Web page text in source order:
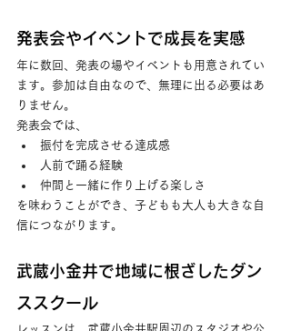
発表会やイベントで成長を実感
年に数回、発表の場やイベントも用意されてい
ます。参加は自由なので、無理に出る必要はあ
りません。
発表会では、
振付を完成させる達成感
人前で踊る経験
仲間と一緒に作り上げる楽しさ
を味わうことができ、子どもも大人も大きな自
信につながります。
武蔵小金井で地域に根ざしたダン
ススクール